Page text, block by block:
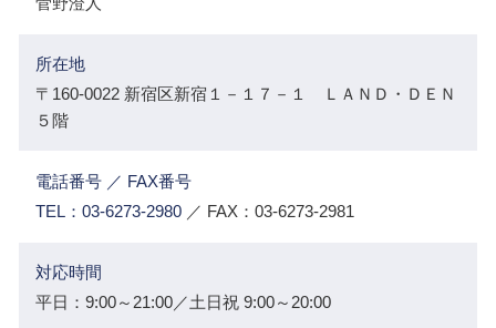
所在地
〒160-0022 新宿区新宿１－１７－１ ＬＡＮＤ・ＤＥＮ
５階
電話番号 ／ FAX番号
TEL：03-6273-2980 ／ FAX：03-6273-2981
対応時間
平日：9:00～21:00／土日祝 9:00～20:00